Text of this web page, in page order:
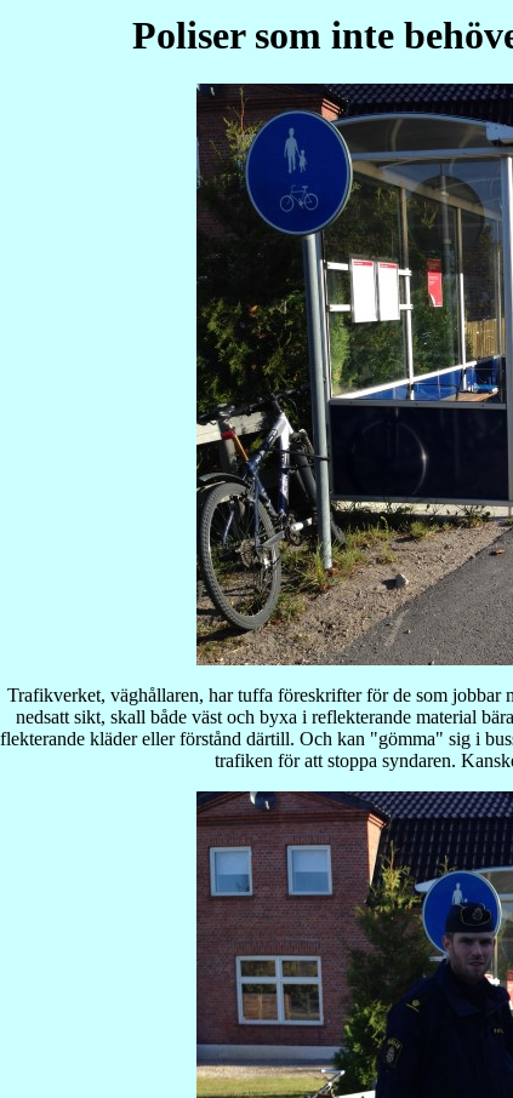
Poliser som inte
Trafikverket, väghållaren, har tuffa föreskrifter för de som jobbar
nedsatt sikt, skall både väst och byxa i reflekterande material
kläder eller förstånd därtill. Och kan "gömma" sig i
trafiken för att stoppa syndaren.